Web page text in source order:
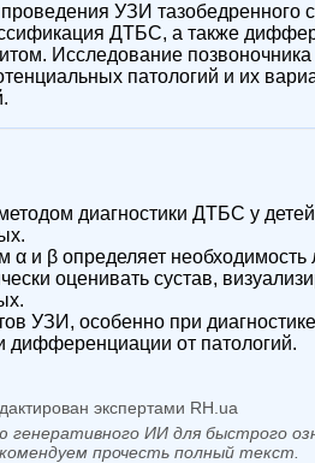
УЗИ тазобедренного
ДТБС, а также
Исследование
патологий и их
диагностики ДТБС у
и β определяет необходимость
оценивать сустав,
УЗИ, особенно при
дифференциации от патологий.
экспертами RH.ua
ИИ для быстрого
прочесть полный текст.